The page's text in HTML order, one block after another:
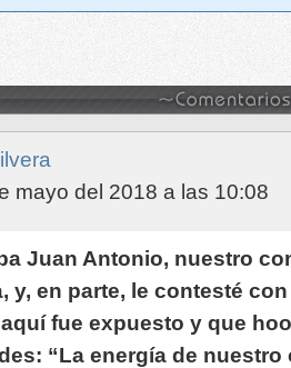
mayo del 2018 a las 10:08
Juan Antonio, nuestro
y, en parte, le contesté
fue expuesto y que
“La energía de nuestro